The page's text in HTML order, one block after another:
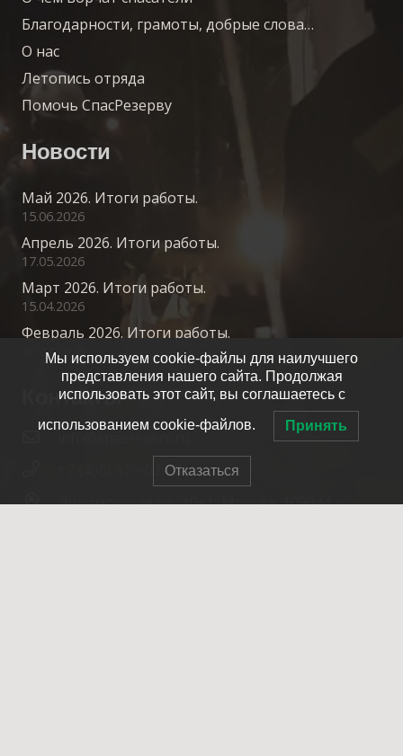
Благодарности, грамоты, добрые слова…
О нас
Летопись отряда
Помочь СпасРезерву
Новости
Май 2026. Итоги работы.
15.06.2026
Апрель 2026. Итоги работы.
17.05.2026
Март 2026. Итоги работы.
15.04.2026
Февраль 2026. Итоги работы.
20.03.2026
Контакты
+7 (495) 676-02-06
Динамовская ул., 10к1, Москва, 109044
Мы используем cookie-файлы для наилучшего
представления нашего сайта. Продолжая
использовать этот сайт, вы соглашаетесь с
использованием cookie-файлов. Принять
Отказаться